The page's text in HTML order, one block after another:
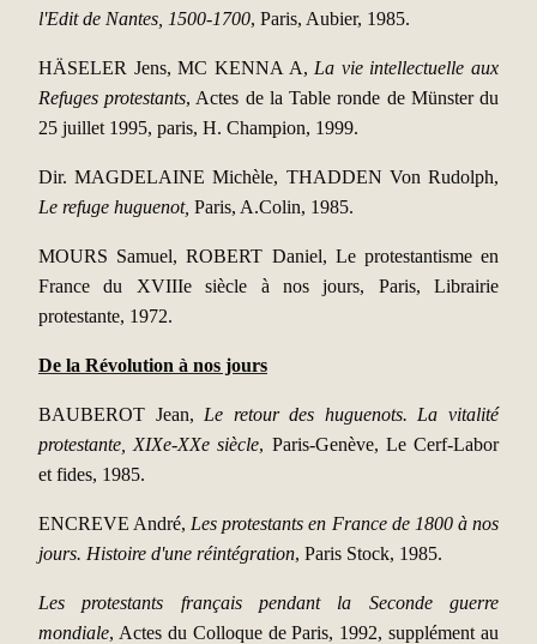
l'Edit de Nantes, 1500-1700, Paris, Aubier, 1985.
HÄSELER Jens, MC KENNA A, La vie intellectuelle aux
Refuges protestants, Actes de la Table ronde de Münster du
25 juillet 1995, paris, H. Champion, 1999.
Dir. MAGDELAINE Michèle, THADDEN Von Rudolph,
Le refuge huguenot, Paris, A.Colin, 1985.
MOURS Samuel, ROBERT Daniel, Le protestantisme en
France du XVIIIe siècle à nos jours, Paris, Librairie
protestante, 1972.
De la Révolution à nos jours
BAUBEROT Jean, Le retour des huguenots. La vitalité
protestante, XIXe-XXe siècle, Paris-Genève, Le Cerf-Labor
et fides, 1985.
ENCREVE André, Les protestants en France de 1800 à nos
jours. Histoire d'une réintégration, Paris Stock, 1985.
Les protestants français pendant la Seconde guerre
mondiale, Actes du Colloque de Paris, 1992, supplément au